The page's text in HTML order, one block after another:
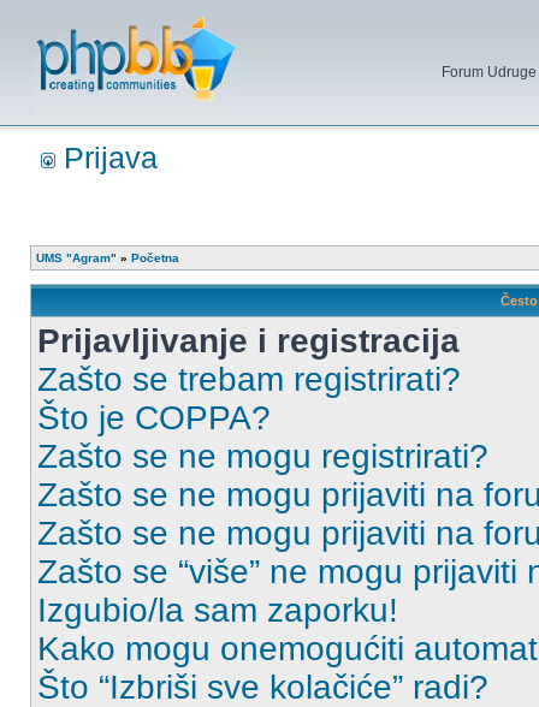
Forum
Prijava
UMS "Agram" » Početna
Prijavljivanje i registracija
Zašto se trebam registrirati?
Što je COPPA?
Zašto se ne mogu registrirati?
Zašto se ne mogu prijaviti na
Zašto se ne mogu prijaviti na
Zašto se “više” ne mogu prijaviti
Izgubio/la sam zaporku!
Kako mogu onemogućiti
Što “Izbriši sve kolačiće” radi?